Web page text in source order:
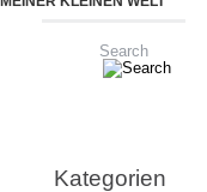
Kategorien